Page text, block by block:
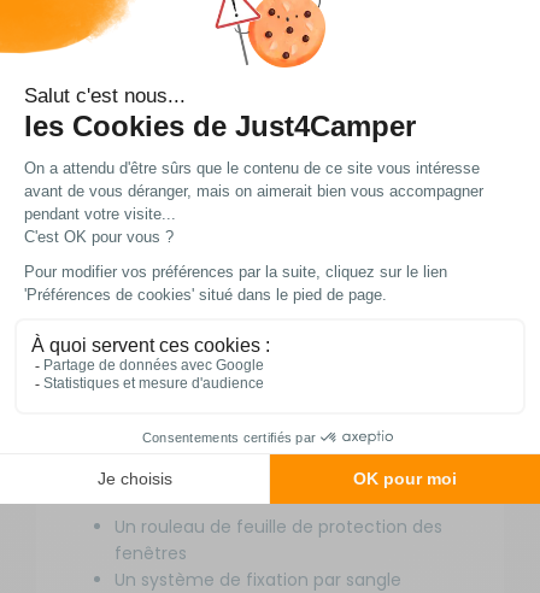
Informations
complémentaires
Marque : Hindermann
Modèle : Eco
Nature : housse de protection micro-
perforée
Application : protection du camping-car
pendant les mois d’hiver
Accès au véhicule : fermeture à glissière
au niveau des entrées
Poids : faible
ÉLÉMENTS FOURNIS
Un rouleau de feuille de protection des
fenêtres
Un système de fixation par sangle